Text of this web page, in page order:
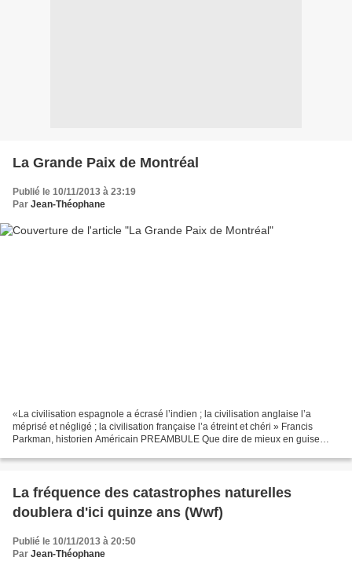
La Grande Paix de Montréal
Publié le 10/11/2013 à 23:19
Par Jean-Théophane
«La civilisation espagnole a écrasé l’indien ; la civilisation anglaise l’a
méprisé et négligé ; la civilisation française l’a étreint et chéri » Francis
Parkman, historien Américain PREAMBULE Que dire de mieux en guise
La fréquence des catastrophes naturelles
doublera d'ici quinze ans (Wwf)
Publié le 10/11/2013 à 20:50
Par Jean-Théophane